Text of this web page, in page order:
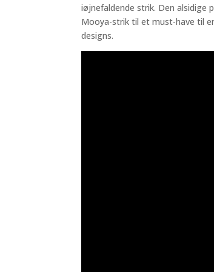
iøjnefaldende strik. Den alsidige
Mooya-strik til et must-have til
designs.